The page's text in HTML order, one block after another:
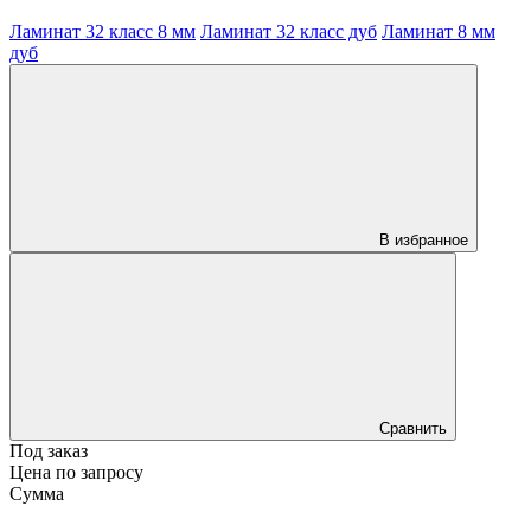
Ламинат 32 класс 8 мм Ламинат 32 класс дуб Ламинат 8 мм
дуб
В избранное
Сравнить
Под заказ
Цена по запросу
Сумма